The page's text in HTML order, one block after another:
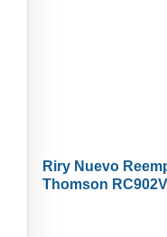
Riry Nuevo
Thomson